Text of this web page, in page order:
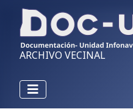
ARCHIVO VECINAL